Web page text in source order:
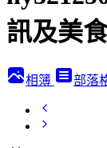
訊及美
相簿 部落